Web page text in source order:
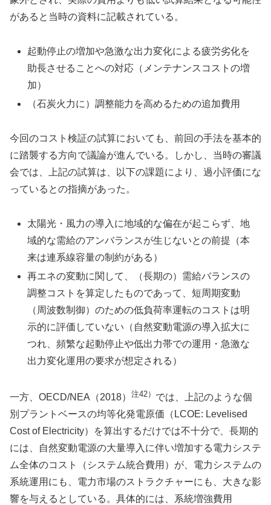
があると当時の資料に記載されている。
起動停止の増加や急激な出力変化による疲労劣化を
助長させることへの対応（メンテナンスコストの増
加）
（石炭火力に）調整能力を高めるための追加費用
今回のコスト検証の試算においても、前回の手法を基本的
に踏襲する方向で議論が進んでいる。しかし、当時の審議
会では、上記の試算は、以下の課題により、過小評価にな
っているとの指摘があった。
太陽光・風力の導入に地域的な偏在が起こらず、地
域的な需給のアンバランスが生じないとの前提（本
来は連系線容量の制約がある）
再エネの変動に関して、（長期の）需給バランスの
調整コストを算定したものであって、短周期変動
（周波数制御）のための低負荷率運転のコストは明
示的に評価していない（自然変動電源の導入拡大に
つれ、頻繁な起動停止や低出力帯での運用・急激な
出力変化運用の要求が想定される）
一方、OECD/NEA（2018） 注42） では、上記のような個
別プラントベースの均等化発電原価（LCOE: Levelised
Cost of Electricity）を算出するだけでは不十分で、長期的
には、自然変動電源の大量導入に伴い増加する電力システ
ム全体のコスト（システム統合費用）が、電力システムの
系統運用にも、電力市場のストラクチャーにも、大きな影
響を与えるとしている。具体的には、系統増強費用